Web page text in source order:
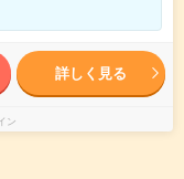
詳しく見る
ン